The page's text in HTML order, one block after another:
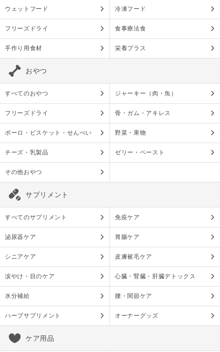
ウェットフード 冷凍フード
フリーズドライ 食事療法食
手作り用食材 栄養プラス
おやつ
すべてのおやつ ジャーキー（肉・魚）
フリーズドライ 骨・ガム・アキレス
ボーロ・ビスケット・せんべい 野菜・果物
チーズ・乳製品 ゼリー・ペースト
その他おやつ
サプリメント
すべてのサプリメント 免疫ケア
泌尿器ケア 胃腸ケア
シニアケア 皮膚被毛ケア
涙やけ・目のケア 心臓・腎臓・肝臓デトックス
水分補給 腰・関節ケア
ハーブサプリメント オーナーグッズ
ケア用品